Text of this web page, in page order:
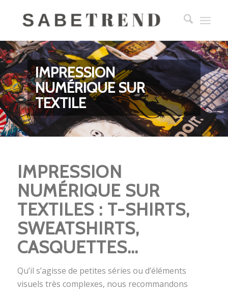
IMPRESSION
NUMÉRIQUE SUR
TEXTILE
IMPRESSION
NUMÉRIQUE SUR
TEXTILES : T-SHIRTS,
SWEATSHIRTS,
CASQUETTES…
Qu’il s’agisse de petites séries ou d’éléments
visuels très complexes, nous recommandons